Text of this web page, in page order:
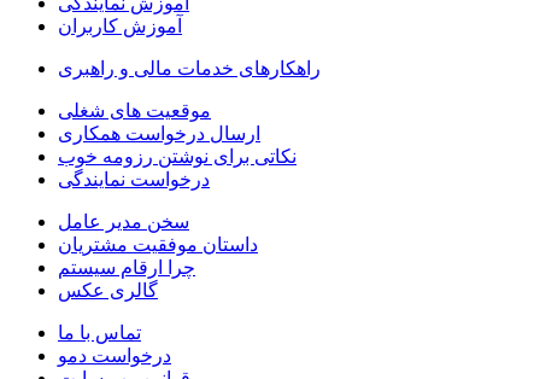
آموزش کاربران
راهکارهای خدمات مالی و راهبری
موقعیت های شغلی
ارسال درخواست همکاری
نکاتی برای نوشتن رزومه خوب
درخواست نمایندگی
سخن مدیر عامل
داستان موفقیت مشتریان
چرا ارقام سیستم
گالری عکس
تماس با ما
درخواست دمو